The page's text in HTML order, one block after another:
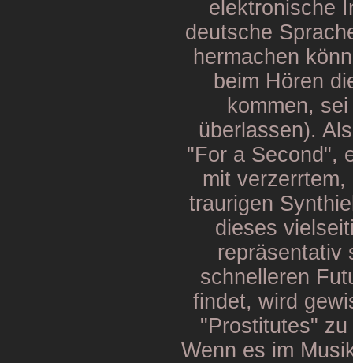
elektronische
deutsche
hermachen
beim Hören
kommen,
überlassen).
"For a Second",
mit
traurigen
dieses
repräsentativ
schnelleren
findet, wird
"Prostitutes"
Wenn es im